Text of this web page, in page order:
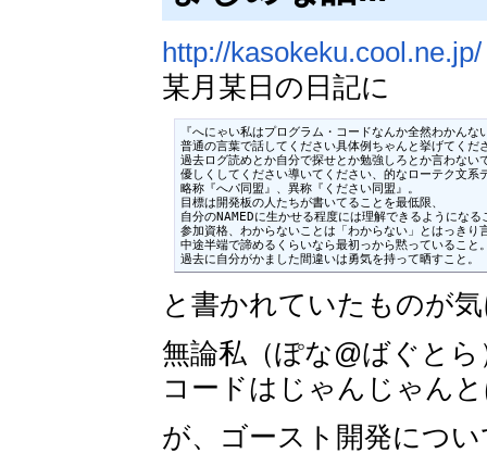
http://kasokeku.cool.ne.jp/
某月某日の日記に
『へにゃい私はプログラム・コードなんか全然わかんな
普通の言葉で話してください具体例ちゃんと挙げてくだ
過去ログ読めとか自分で探せとか勉強しろとか言わない
優しくしてください導いてください、的なローテク文系
略称『へパ同盟』、異称『ください同盟』。
目標は開発板の人たちが書いてることを最低限、
自分のNAMEDに生かせる程度には理解できるようになる
参加資格、わからないことは「わからない」とはっきり
中途半端で諦めるくらいなら最初っから黙っていること
過去に自分がかました間違いは勇気を持って晒すこと。
と書かれていたものが
無論私（ぽな@ばぐと
コードはじゃんじゃん
が、ゴースト開発につ